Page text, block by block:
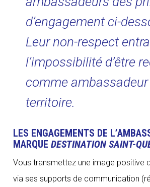
d’engagement ci-
Leur non-respect
l’impossibilité d’être
comme
territoire.
LES ENGAGEMENTS DE
MARQUEDESTINATION SAINT-
Vous transmettez une image positive
via ses supports de communication